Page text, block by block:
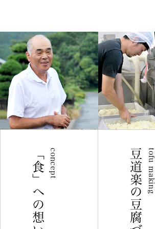
concept
「食」への想い tofu making
豆道楽の豆腐づくり